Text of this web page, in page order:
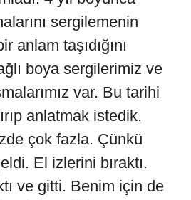
sergilemenin
anlam taşıdığını
boya sergilerimiz ve
var. Bu tarihi
anlatmak istedik.
çok fazla. Çünkü
El izlerini bıraktı.
ve gitti. Benim için de